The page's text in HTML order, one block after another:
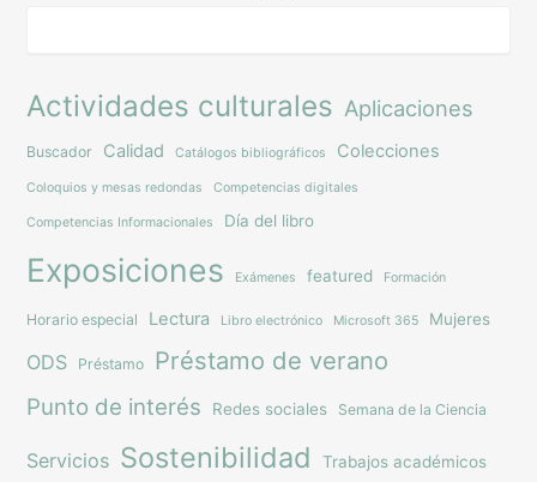
Actividades culturales Aplicaciones
Buscador Calidad Catálogos bibliográficos Colecciones
Coloquios y mesas redondas Competencias digitales
Competencias Informacionales Día del libro
Exposiciones Exámenes featured Formación
Horario especial Lectura Libro electrónico Microsoft 365 Mujeres
ODS Préstamo Préstamo de verano
Punto de interés Redes sociales Semana de la Ciencia
Servicios Sostenibilidad Trabajos académicos